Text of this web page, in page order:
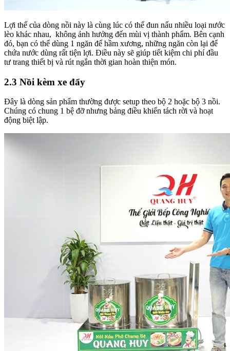
Lợi thế của dòng nồi này là cùng lúc có thể đun nấu nhiều loại nước
lèo khác nhau, không ảnh hưởng đến mùi vị thành phẩm. Bên cạnh
đó, bạn có thể dùng 1 ngăn để hầm xương, những ngăn còn lại để
chứa nước dùng rất tiện lợi. Điều này sẽ giúp tiết kiệm chi phí đầu
tư trang thiết bị và rút ngắn thời gian hoàn thiện món.
2.3 Nồi kèm xe đẩy
Đây là dòng sản phẩm thường được setup theo bộ 2 hoặc bộ 3 nồi.
Chúng có chung 1 bệ đỡ nhưng bảng điều khiển tách rời và hoạt
động biệt lập.